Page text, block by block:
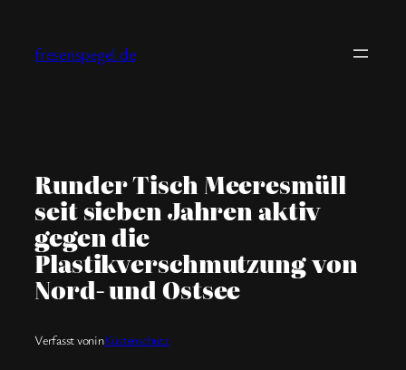
springen
fresenspegel.de
Runder Tisch Meeresmüll
seit sieben Jahren aktiv
gegen die
Plastikverschmutzung von
Nord- und Ostsee
Verfasst voninKüstenschutz